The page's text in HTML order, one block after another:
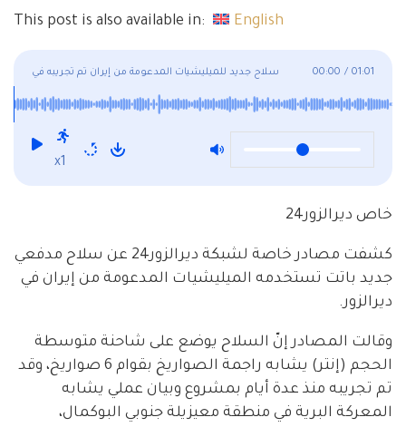
This post is also available in: English
سلاح جديد للميليشيات المدعومة من إيران تم تجريبه في
ديرالزور
00:00 / 01:01
x1
خاص ديرالزور24
كشفت مصادر خاصة لشبكة ديرالزور24 عن سلاح مدفعي
جديد باتت تستخدمه الميليشيات المدعومة من إيران في
ديرالزور.
وقالت المصادر إنّ السلاح يوضع على شاحنة متوسطة
الحجم (إنتر) يشابه راجمة الصواريخ بقوام 6 صواريخ، وقد
تم تجريبه منذ عدة أيام بمشروع وبيان عملي يشابه
المعركة البرية في منطقة معيزيلة جنوبي البوكمال،